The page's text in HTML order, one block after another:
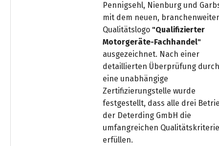
Pennigsehl, Nienburg und
mit dem neuen,
Qualitätslogo "Qualifizierter
Motorgeräte-Fachhandel"
ausgezeichnet. Nach einer
detaillierten Überprüfung
eine unabhängige
Zertifizierungstelle wurde
festgestellt, dass alle drei
der Deterding GmbH die
umfangreichen
erfüllen.